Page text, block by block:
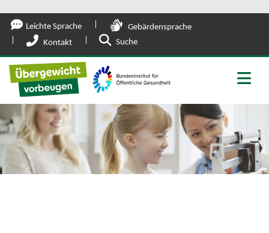
direkt zum Hauptinhalt springen
Leichte Sprache
Gebärdensprache
Kontakt
Zur Suche
Suche
Zu den Social Media Links